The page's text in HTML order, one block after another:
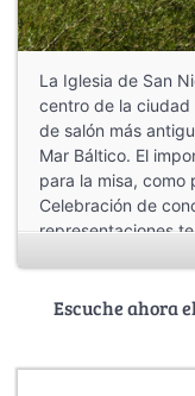
La Iglesia de San
centro de la ciudad
de salón más
Mar Báltico. El
para la misa, como
Celebración de
representaciones
esta iglesia, la
Escuche ahora